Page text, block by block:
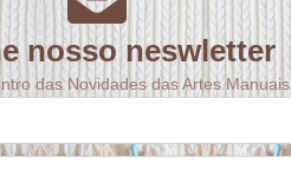
nosso neswletter
das Novidades das Artes Manuais